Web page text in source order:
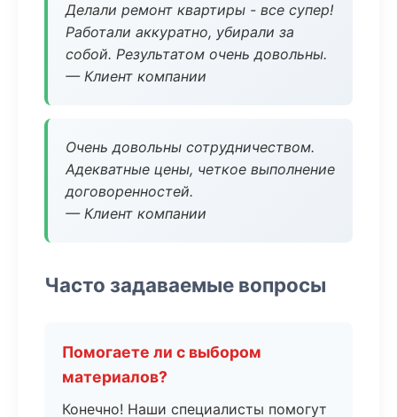
Делали ремонт квартиры - все супер!
Работали аккуратно, убирали за
собой. Результатом очень довольны.
— Клиент компании
Очень довольны сотрудничеством.
Адекватные цены, четкое выполнение
договоренностей.
— Клиент компании
Часто задаваемые вопросы
Помогаете ли с выбором
материалов?
Конечно! Наши специалисты помогут